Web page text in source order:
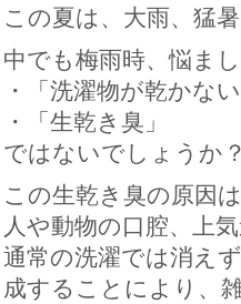
この夏は、大雨、猛
中でも梅雨時、悩ま
・「洗濯物が乾かない
・「生乾き臭」
ではないでしょうか？
この生乾き臭の原因
人や動物の口腔、上
通常の洗濯では消え
成することにより、